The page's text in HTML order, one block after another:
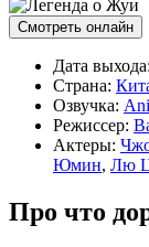
Смотреть онлайн
Дата выхода:
Страна:
Озвучка:
Режиссер:
Актеры:
Юмин, Лю
Про что